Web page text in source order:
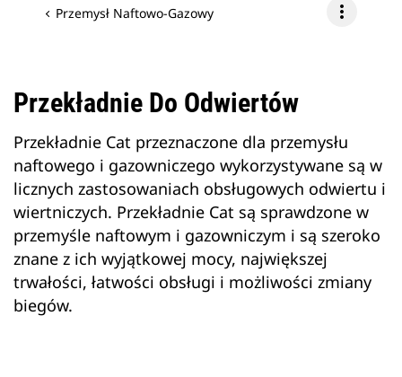
Przemysł Naftowo-Gazowy more_vert
Przekładnie Do Odwiertów
Przekładnie Cat przeznaczone dla przemysłu
naftowego i gazowniczego wykorzystywane są w
licznych zastosowaniach obsługowych odwiertu i
wiertniczych. Przekładnie Cat są sprawdzone w
przemyśle naftowym i gazowniczym i są szeroko
znane z ich wyjątkowej mocy, największej
trwałości, łatwości obsługi i możliwości zmiany
biegów.